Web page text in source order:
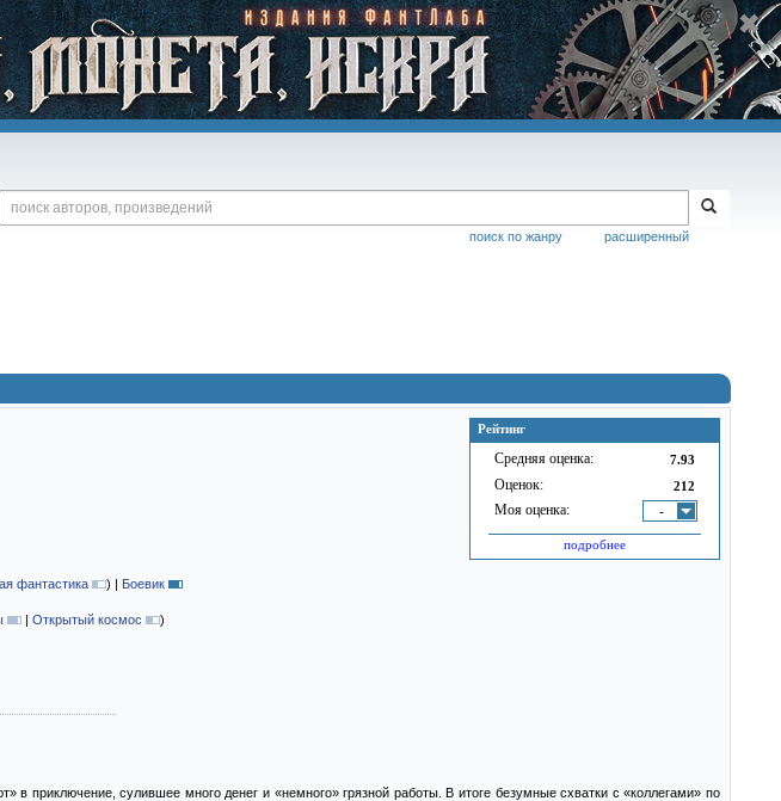
расширенный
поиск по жанру
Рейтинг
Средняя оценка: 7.93
Оценок: 212
Моя оценка: -
подробнее
фантастика ) | Боевик
| Открытый космос
)
приключение, сулившее много денег и «немного» грязной работы. В итоге безумные схватки с «коллегами» по